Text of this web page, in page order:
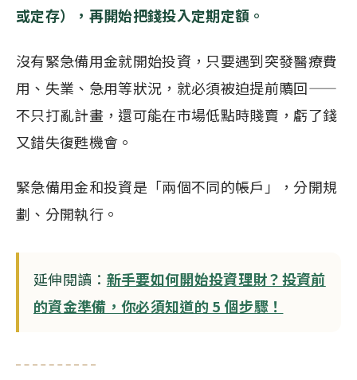
或定存），再開始把錢投入定期定額。
沒有緊急備用金就開始投資，只要遇到突發醫療費
用、失業、急用等狀況，就必須被迫提前贖回——
不只打亂計畫，還可能在市場低點時賤賣，虧了錢
又錯失復甦機會。
緊急備用金和投資是「兩個不同的帳戶」，分開規
劃、分開執行。
延伸閱讀： 新手要如何開始投資理財？投資前
的資金準備，你必須知道的 5 個步驟！